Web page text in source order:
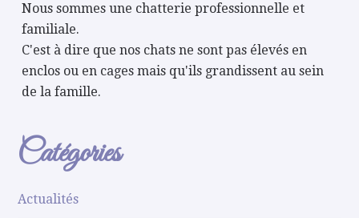
Nous sommes une chatterie professionnelle et
familiale.
C'est à dire que nos chats ne sont pas élevés en
enclos ou en cages mais qu'ils grandissent au sein
de la famille.
Catégories
Actualités